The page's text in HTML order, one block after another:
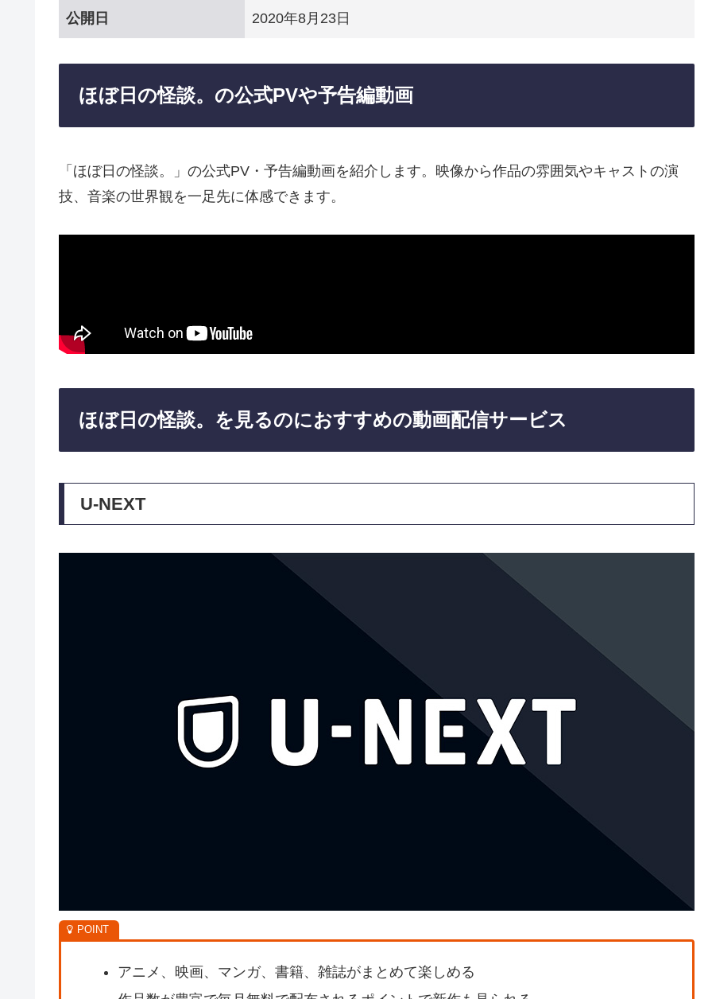
公開日 2020年8月23日
ほぼ日の怪談。の公式PVや予告編動画
「ほぼ日の怪談。」の公式PV・予告編動画を紹介します。映像から作品の雰囲気やキャストの演
技、音楽の世界観を一足先に体感できます。
ほぼ日の怪談。を見るのにおすすめの動画配信サービス
U-NEXT
アニメ、映画、マンガ、書籍、雑誌がまとめて楽しめる